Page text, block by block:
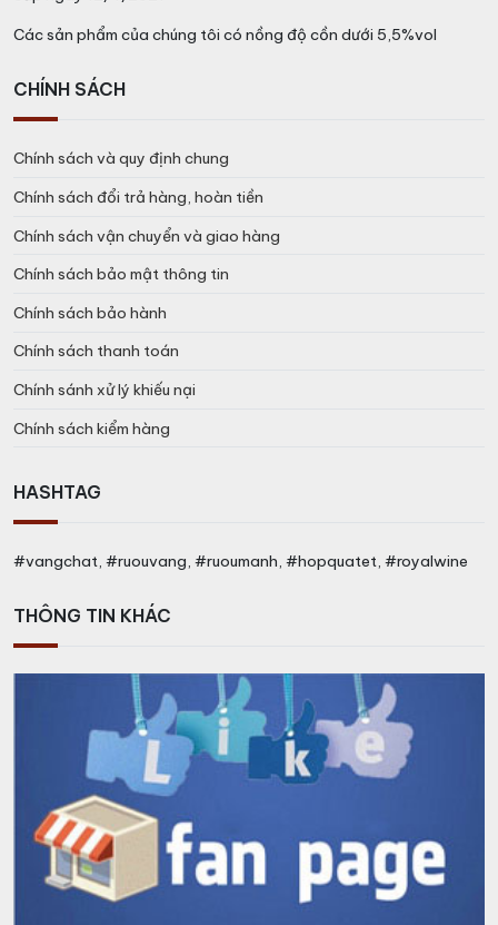
Các sản phẩm của chúng tôi có nồng độ cồn dưới 5,5%vol
CHÍNH SÁCH
Chính sách và quy định chung
Chính sách đổi trả hàng, hoàn tiền
Chính sách vận chuyển và giao hàng
Chính sách bảo mật thông tin
Chính sách bảo hành
Chính sách thanh toán
Chính sánh xử lý khiếu nại
Chính sách kiểm hàng
HASHTAG
#vangchat, #ruouvang, #ruoumanh, #hopquatet, #royalwine
THÔNG TIN KHÁC